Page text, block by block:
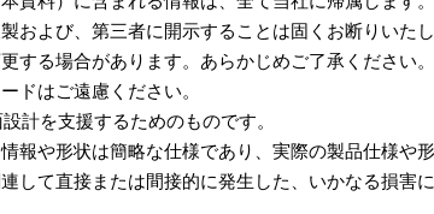
および、第三者に開示することは固くお断りいたし
する場合があります。あらかじめご了承ください。
ドはご遠慮ください。
計を支援するためのものです。
報や形状は簡略な仕様であり、実際の製品仕様や
して直接または間接的に発生した、いかなる損害